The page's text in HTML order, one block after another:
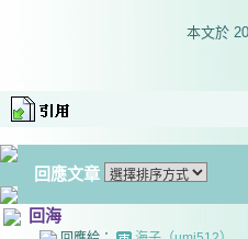
本文於
回應文章
回海